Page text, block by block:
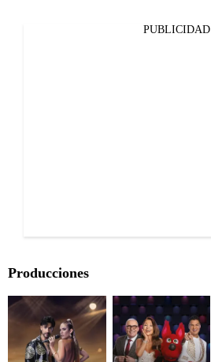
PUBLICIDAD
Producciones